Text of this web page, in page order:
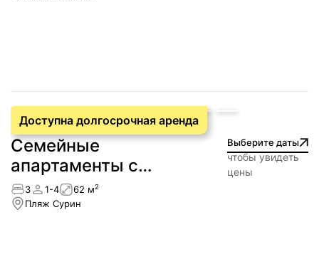
Семейные
апартаменты с
видом на море —
Сурин
Выберите даты
чтобы увидеть
цены
3 1-4 62 м2
Пляж Сурин
Доступна долгосрочная аренда